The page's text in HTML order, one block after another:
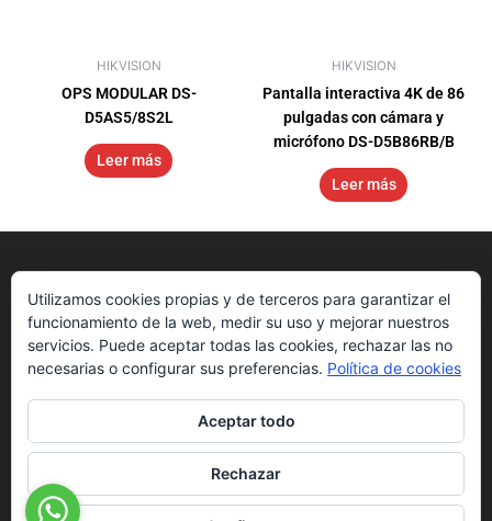
HIKVISION
OPS MODULAR DS-
D5AS5/8S2L
Leer más
HIKVISION
Pantalla interactiva 4K de 86
pulgadas con cámara y
micrófono DS-D5B86RB/B
Leer más
Nosotros
Sedes
Get Started
Blog
Downloads
Hikvision App
Utilizamos cookies propias y de terceros para garantizar el
funcionamiento de la web, medir su uso y mejorar nuestros
servicios. Puede aceptar todas las cookies, rechazar las no
necesarias o configurar sus preferencias. Política de cookies
Aceptar todo
Rechazar